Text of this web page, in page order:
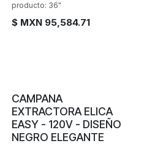
producto: 36"
$ MXN 95,584.71
CAMPANA
EXTRACTORA ELICA
EASY - 120V - DISEÑO
NEGRO ELEGANTE